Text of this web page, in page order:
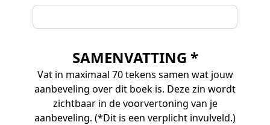
SAMENVATTING *
Vat in maximaal 70 tekens samen wat jouw
aanbeveling over dit boek is. Deze zin wordt
zichtbaar in de voorvertoning van je
aanbeveling. (*Dit is een verplicht invulveld.)